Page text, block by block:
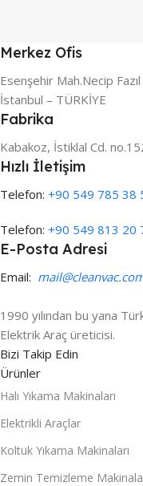
Merkez Ofis
Esenşehir Mah.Necip
İstanbul – TÜRKİYE
Fabrika
Kabakoz, İstiklal Cd.
Hızlı İletişim
Telefon: +90 549 785 38
Telefon: +90 549 813 20
E-Posta Adresi
Email:
1990 yılından bu yana
Elektrik Araç üreticisi.
Bizi Takip Edin
Ürünler
Halı Yıkama Makinaları
Elektrikli Araçlar
Koltuk Yıkama Makinaları
Zemin Temizleme